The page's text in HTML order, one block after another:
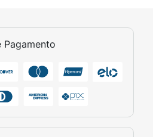
Pagamento